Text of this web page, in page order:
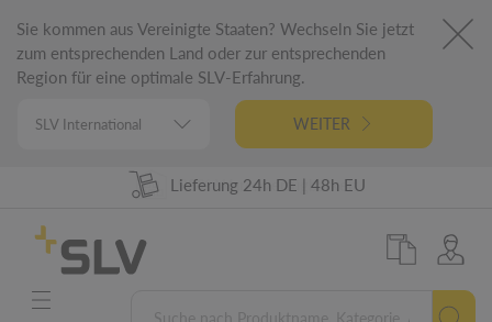
Sie kommen aus Vereinigte Staaten? Wechseln Sie jetzt
zum entsprechenden Land oder zur entsprechenden
Region für eine optimale SLV-Erfahrung.
WEITER
98% Warenverfügbarkeit
Lieferung 24h DE | 48h EU
5 Jahre Garantie
German Engineering